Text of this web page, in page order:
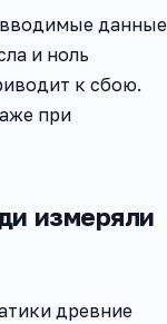
вводимые данные
и ноль
к сбою.
при
измеряли
древние